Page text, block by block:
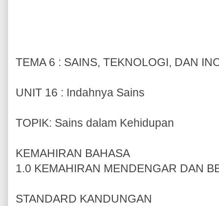
TEMA 6 : SAINS, TEKNOLOGI, DAN
UNIT 16 : Indahnya Sains
TOPIK: Sains dalam Kehidupan
KEMAHIRAN BAHASA
1.0 KEMAHIRAN MENDENGAR DAN
STANDARD KANDUNGAN